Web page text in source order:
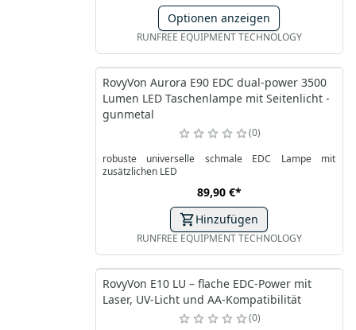
Optionen anzeigen
RUNFREE EQUIPMENT TECHNOLOGY
RovyVon Aurora E90 EDC dual-power 3500
Lumen LED Taschenlampe mit Seitenlicht -
gunmetal
0
robuste universelle schmale EDC Lampe mit
zusätzlichen LED
89,90 €*
Hinzufügen
RUNFREE EQUIPMENT TECHNOLOGY
RovyVon E10 LU – flache EDC‑Power mit
Laser, UV‑Licht und AA‑Kompatibilität
0